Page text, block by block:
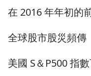
在 2016 年年初的
全球股市股災頻傳
美國 S＆P500 指